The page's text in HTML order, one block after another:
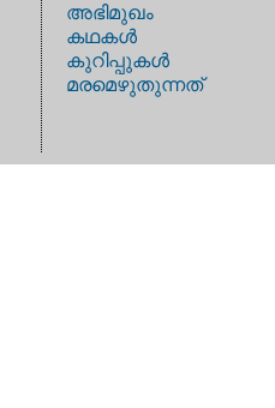
അഭിമുഖം
കഥകള്‍
കുറിപ്പുകള്‍
മരമെഴുതുന്നത്